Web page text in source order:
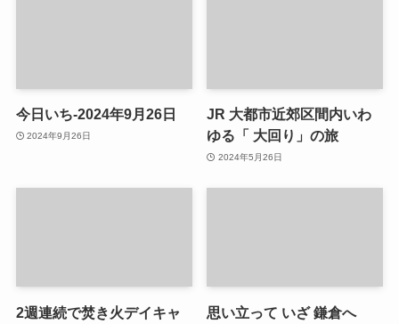
今日いち-2024年9月26日
2024年9月26日
JR 大都市近郊区間内いわ
ゆる「 大回り」の旅
2024年5月26日
2週連続で焚き火デイキャ
思い立って いざ 鎌倉へ